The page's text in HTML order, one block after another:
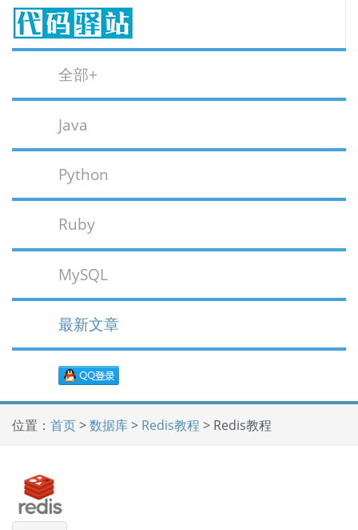
全部+
Java
Python
Ruby
MySQL
最新文章
位置： 首页>数据库> Redis教程 > Redis教程